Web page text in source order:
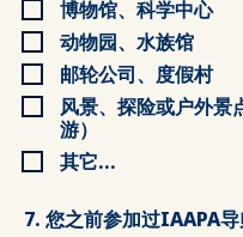
博物馆、科学中心
动物园、水族馆
邮轮公司、度假村
风景、探险或户外景
游）
其它...
7. 您之前参加过IAAPA导